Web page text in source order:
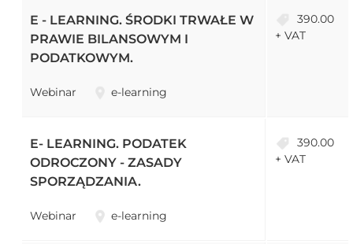
E - LEARNING. ŚRODKI TRWAŁE W
PRAWIE BILANSOWYM I
PODATKOWYM.
Webinar e-learning
390.00
+ VAT
E- LEARNING. PODATEK
ODROCZONY - ZASADY
SPORZĄDZANIA.
Webinar e-learning
390.00
+ VAT